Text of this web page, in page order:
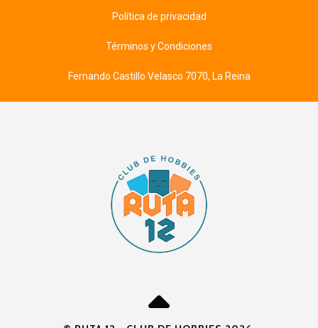
Política de privacidad
Términos y Condiciones
Fernando Castillo Velasco 7070, La Reina